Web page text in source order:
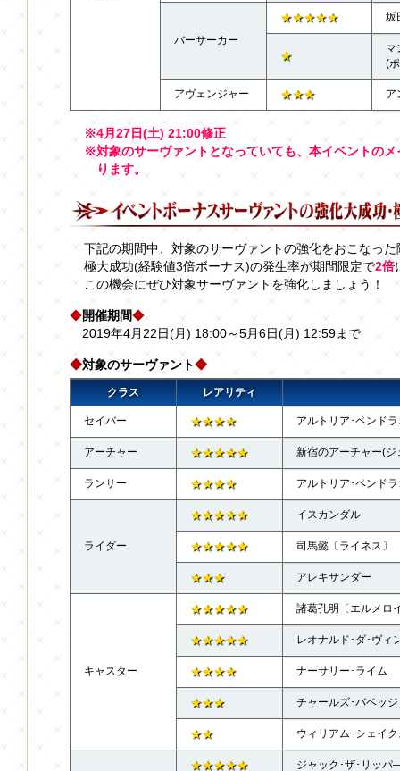
バーサーカー
★★★★★ 坂
★
マ
(
アヴェンジャー ★★★ ア
※4月27日(土) 21:00修正
※対象のサーヴァントとなっていても、本イベントの
ります。
下記の期間中、対象のサーヴァントの強化をおこなっ
極大成功(経験値3倍ボーナス)の発生率が期間限定で2倍
この機会にぜひ対象サーヴァントを強化しましょう！
◆開催期間◆
2019年4月22日(月) 18:00～5月6日(月) 12:59まで
◆対象のサーヴァント◆
クラス レアリティ
セイバー ★★★★ アルトリア･ペンド
アーチャー ★★★★★ 新宿のアーチャー(
ランサー ★★★★ アルトリア･ペンド
ライダー
★★★★★ イスカンダル
★★★★★ 司馬懿〔ライネス〕
★★★ アレキサンダー
キャスター
★★★★★ 諸葛孔明〔エルメロ
★★★★★ レオナルド･ダ･ヴィ
★★★★ ナーサリー･ライム
★★★ チャールズ･バベッジ
★★ ウィリアム･シェイ
★★★★★ ジャック･ザ･リッパ